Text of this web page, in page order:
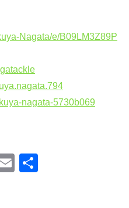
Nagata/e/B09LM3Z89P
nagata-5730b069
E